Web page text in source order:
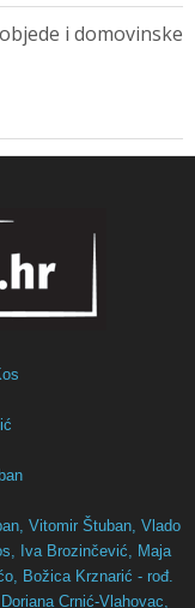
i domovinske
Vitomir Štuban, Vlado
Iva Brozinčević,
Maja
Božica Krznarić - rođ.
Doriana Crnić-Vlahovac,